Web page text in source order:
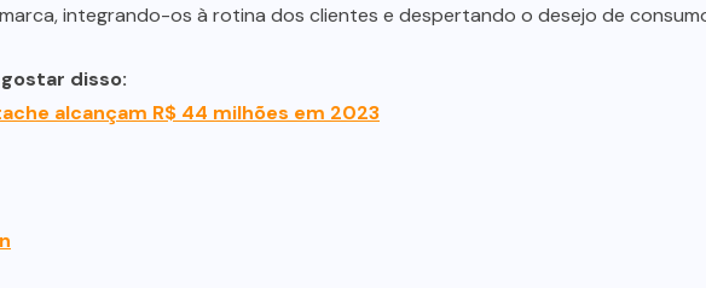
integrando-os à rotina dos clientes e despertando o desejo de
disso:
alcançam R$ 44 milhões em 2023